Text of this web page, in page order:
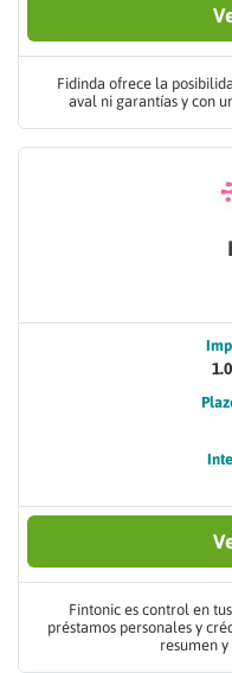
Fidinda ofrece la
aval ni garantías y con
Fintonic es control en
préstamos personales y
resumen